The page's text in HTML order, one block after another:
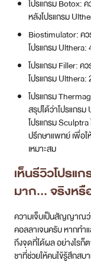
โปรแกรม Botox:
หลังโปรแกรม
Biostimulator: ค
โปรแกรม
โปรแกรม Filler: ค
โปรแกรม
โปรแกรม
สรุปได้ว่าโปรแกร
โปรแกรม Sculptra
ปรึกษาแพทย์ เพื่อ
เหมาะสม
เห็นรีวิวโปรแ
มาก… จริงหรื
ความเจ็บเป็นสัญญาณว่
คอลลาเจนครับ หากทำ
ถึงจุดที่ได้ผล อย่างไรก็
ชาที่ช่วยให้คนไข้รู้สึกส